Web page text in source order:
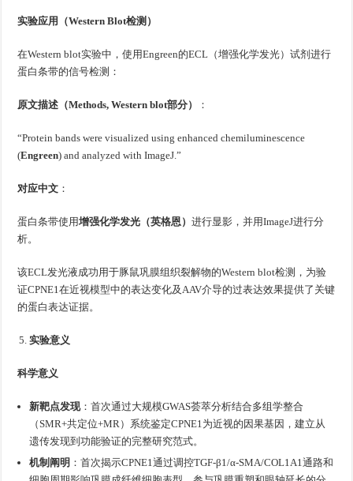
实验应用（Western Blot检测）
在Western blot实验中，使用Engreen的ECL（增强化学发光）试剂进行
蛋白条带的信号检测：
原文描述（Methods, Western blot部分） ：
“Protein bands were visualized using enhanced chemiluminescence
(Engreen) and analyzed with ImageJ.”
对应中文 ：
蛋白条带使用增强化学发光（英格恩）进行显影，并用ImageJ进行分
析。
该ECL发光液成功用于豚鼠巩膜组织裂解物的Western blot检测，为验
证CPNE1在近视模型中的表达变化及AAV介导的过表达效果提供了关键
的蛋白表达证据。
实验意义
科学意义
新靶点发现：首次通过大规模GWAS荟萃分析结合多组学整合
（SMR+共定位+MR）系统鉴定CPNE1为近视的因果基因，建立从
遗传发现到功能验证的完整研究范式。
机制阐明 ：首次揭示CPNE1通过调控TGF-β1/α-SMA/COL1A1通路和